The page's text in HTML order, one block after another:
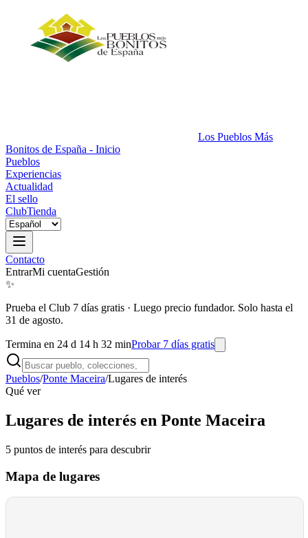
Los Pueblos Más
Bonitos de España - Inicio
Pueblos
Experiencias
Actualidad
El sello
ClubTienda
Contacto
EntrarMi cuentaGestión
✨
Prueba el Club 7 días gratis · Luego precio fundador. Solo hasta el
31 de agosto.
Termina en 24 d 14 h 32 minProbar 7 días gratis
Pueblos/Ponte Maceira/Lugares de interés
Qué ver
Lugares de interés en Ponte Maceira
5 puntos de interés para descubrir
Mapa de lugares